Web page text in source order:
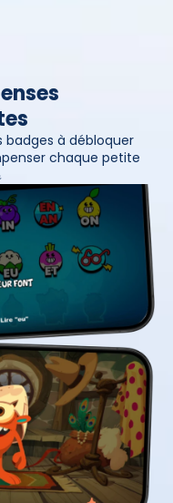
badges à débloquer
chaque petite